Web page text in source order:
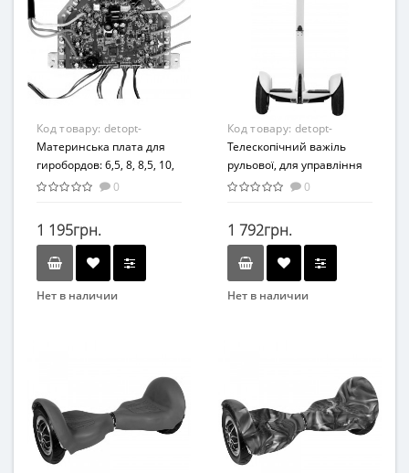
Код товару: detopt-
876314
Материнська плата для
гиробордов: 6,5, 8, 8,5, 10,
10,5 дюймів 0
1 195грн.
Нет в наличии
Код товару: detopt-
876328
Телескопічний важіль
рульової, для управління
руками для NineBot White
0
1 792грн.
Нет в наличии